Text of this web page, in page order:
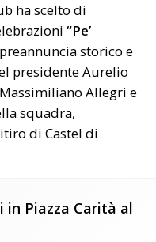
ha scelto di
“Pe’
storico e
presidente Aurelio
Allegri e
squadra,
di Castel di
Piazza Carità al